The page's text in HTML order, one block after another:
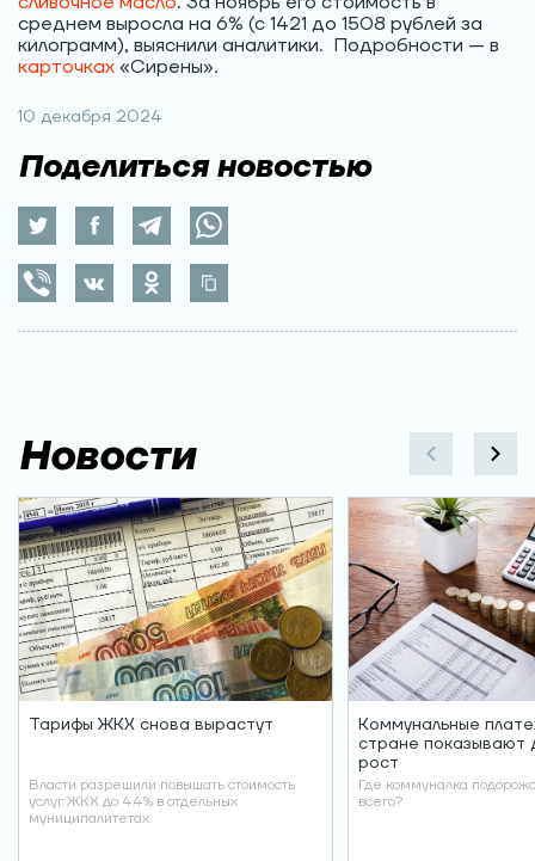
среднем выросла на 6% (с 1421 до 1508 рублей за
килограмм), выяснили аналитики. Подробности — в
карточках «Cирены».
10 декабря 2024
Поделиться новостью
Новости
Тарифы ЖКХ снова вырастут
Власти разрешили повышать стоимость
услуг ЖКХ до 44% в отдельных
муниципалитетах.
Коммунальные
стране показывают
рост
Где коммуналка
всего?